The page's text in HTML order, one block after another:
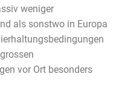
weniger
als sonstwo in Europa
vor Ort besonders